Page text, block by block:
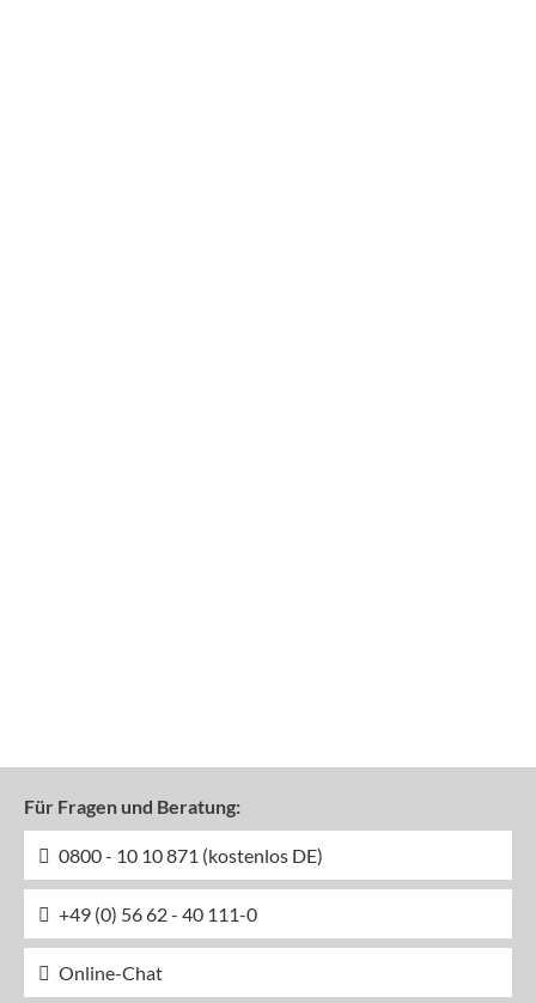
Für Fragen und Beratung:
0800 - 10 10 871 (kostenlos DE)
+49 (0) 56 62 - 40 111-0
Online-Chat